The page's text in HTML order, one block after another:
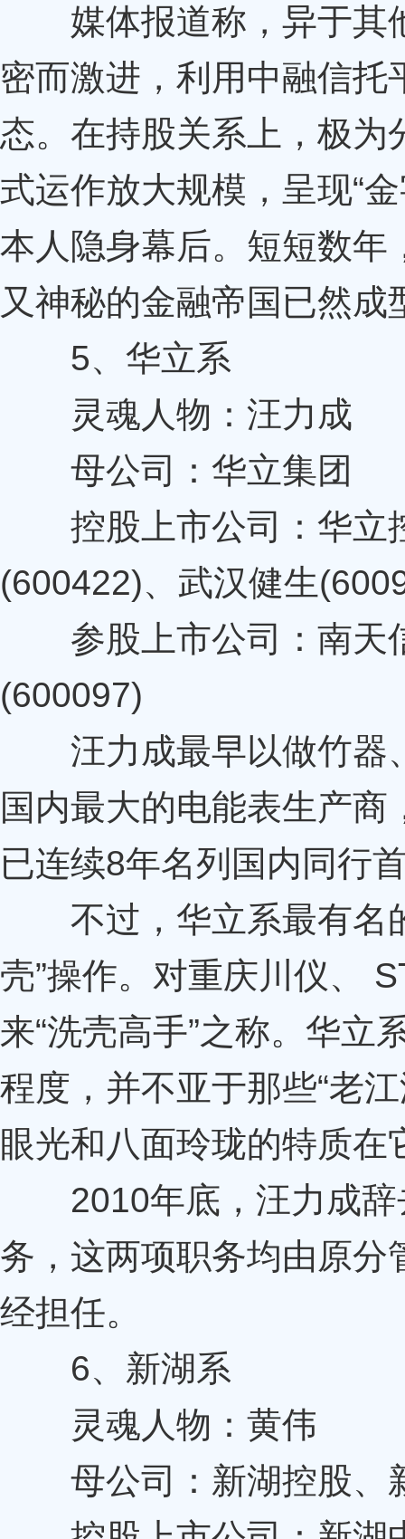
媒体报道称，异于其他
密而激进，利用中融信
态。在持股关系上，极
式运作放大规模，呈现“
本人隐身幕后。短短数年
又神秘的金融帝国已然成
5、华立系
灵魂人物：汪力成
母公司：华立集团
控股上市公司：华立
(600422)、武汉健生
参股上市公司：南天
(600097)
汪力成最早以做竹器
国内最大的电能表生产
已连续8年名列国内同行
不过，华立系最有名
壳”操作。对重庆川仪、
来“洗壳高手”之称。华立
程度，并不亚于那些“老
眼光和八面玲珑的特质
2010年底，汪力成辞
务，这两项职务均由原分
经担任。
6、新湖系
灵魂人物：黄伟
母公司：新湖控股、